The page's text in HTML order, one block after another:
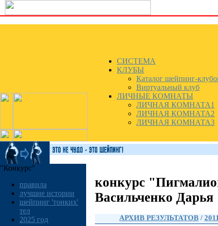
СИСТЕМА
КЛУБЫ
Каталог шейпинг-
Виртуальный клуб
ЛИЧНЫЕ КОМНАТЫ
ЛИЧНАЯ КОМНАТА1
ЛИЧНАЯ КОМНАТА2
ЛИЧНАЯ КОМНАТА3
"Конкурс"
правила
лучшие истории
шейпинг 'тонких'
тел
2025 год
конкурс
Васильченко Дарья
АРХИВ РЕЗУЛЬТАТОВ /